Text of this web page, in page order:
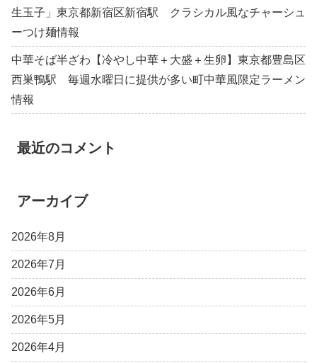
生玉子」東京都新宿区新宿駅 クラシカル風なチャーシュ
ーつけ麺情報
中華そば半ざわ【冷やし中華＋大盛＋生卵】東京都豊島区
西巣鴨駅 毎週水曜日に提供が多い町中華風限定ラーメン
情報
最近のコメント
アーカイブ
2026年8月
2026年7月
2026年6月
2026年5月
2026年4月